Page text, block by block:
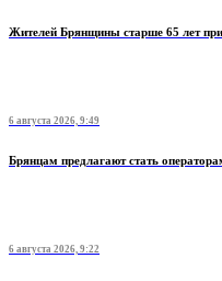
Жителей Брянщины старше 65 лет
6 августа 2026, 9:49
Брянцам предлагают стать
6 августа 2026, 9:22